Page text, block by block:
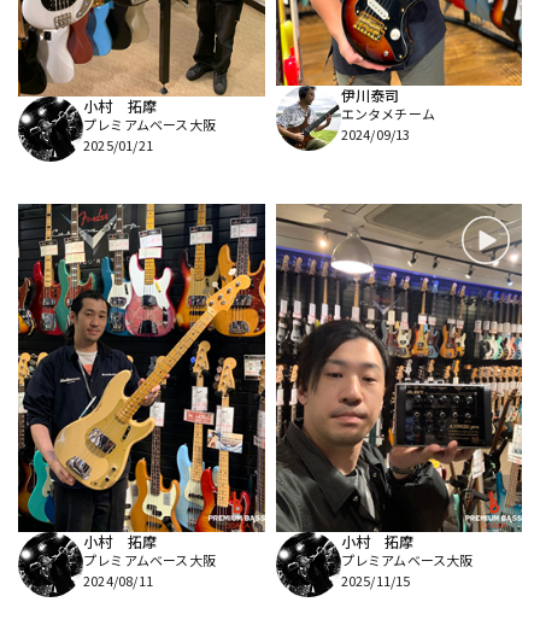
小村 拓摩
プレミアムベース大阪
2025/01/21
伊川泰司
エンタメチーム
2024/09/13
小村 拓摩
プレミアムベース大阪
2024/08/11
小村 拓摩
プレミアムベース大阪
2025/11/15